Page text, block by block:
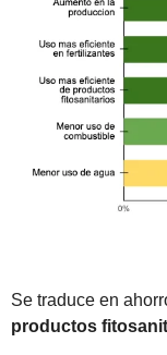
Se traduce en
productos